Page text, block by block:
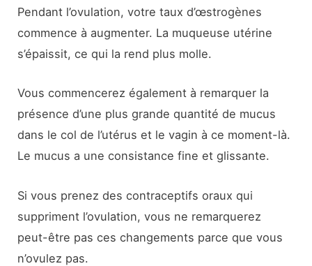
Pendant l’ovulation, votre taux d’œstrogènes
commence à augmenter. La muqueuse utérine
s’épaissit, ce qui la rend plus molle.
Vous commencerez également à remarquer la
présence d’une plus grande quantité de mucus
dans le col de l’utérus et le vagin à ce moment-là.
Le mucus a une consistance fine et glissante.
Si vous prenez des contraceptifs oraux qui
suppriment l’ovulation, vous ne remarquerez
peut-être pas ces changements parce que vous
n’ovulez pas.